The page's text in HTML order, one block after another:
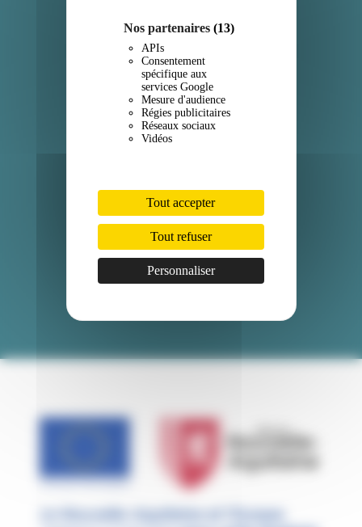
Nos partenaires (13)
APIs
Consentement
spécifique aux
services Google
Mesure d'audience
Régies publicitaires
Réseaux sociaux
Vidéos
Tout accepter
Tout refuser
Personnaliser
Confidentialité
Suivez-nous
Facebook
Instagram
Professionnels
Espace mairies
Espace presse